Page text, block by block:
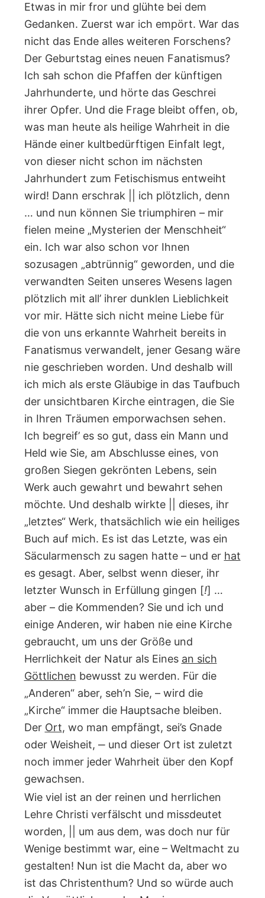
Etwas in mir fror und glühte bei dem
Gedanken. Zuerst war ich empört. War das
nicht das Ende alles weiteren Forschens?
Der Geburtstag eines neuen Fanatismus?
Ich sah schon die Pfaffen der künftigen
Jahrhunderte, und hörte das Geschrei
ihrer Opfer. Und die Frage bleibt offen, ob,
was man heute als heilige Wahrheit in die
Hände einer kultbedürftigen Einfalt legt,
von dieser nicht schon im nächsten
Jahrhundert zum Fetischismus entweiht
wird! Dann erschrak || ich plötzlich, denn
… und nun können Sie triumphiren – mir
fielen meine „Mysterien der Menschheit“
ein. Ich war also schon vor Ihnen
sozusagen „abtrünnig“ geworden, und die
verwandten Seiten unseres Wesens lagen
plötzlich mit all’ ihrer dunklen Lieblichkeit
vor mir. Hätte sich nicht meine Liebe für
die von uns erkannte Wahrheit bereits in
Fanatismus verwandelt, jener Gesang wäre
nie geschrieben worden. Und deshalb will
ich mich als erste Gläubige in das Taufbuch
der unsichtbaren Kirche eintragen, die Sie
in Ihren Träumen emporwachsen sehen.
Ich begreif’ es so gut, dass ein Mann und
Held wie Sie, am Abschlusse eines, von
großen Siegen gekrönten Lebens, sein
Werk auch gewahrt und bewahrt sehen
möchte. Und deshalb wirkte || dieses, ihr
„letztes“ Werk, thatsächlich wie ein heiliges
Buch auf mich. Es ist das Letzte, was ein
Säcularmensch zu sagen hatte – und er hat
es gesagt. Aber, selbst wenn dieser, ihr
letzter Wunsch in Erfüllung gingen [!] …
aber – die Kommenden? Sie und ich und
einige Anderen, wir haben nie eine Kirche
gebraucht, um uns der Größe und
Herrlichkeit der Natur als Eines an sich
Göttlichen bewusst zu werden. Für die
„Anderen“ aber, seh’n Sie, – wird die
„Kirche“ immer die Hauptsache bleiben.
Der Ort, wo man empfängt, sei’s Gnade
oder Weisheit, ‒ und dieser Ort ist zuletzt
noch immer jeder Wahrheit über den Kopf
gewachsen.
Wie viel ist an der reinen und herrlichen
Lehre Christi verfälscht und missdeutet
worden, || um aus dem, was doch nur für
Wenige bestimmt war, eine – Weltmacht zu
gestalten! Nun ist die Macht da, aber wo
ist das Christenthum? Und so würde auch